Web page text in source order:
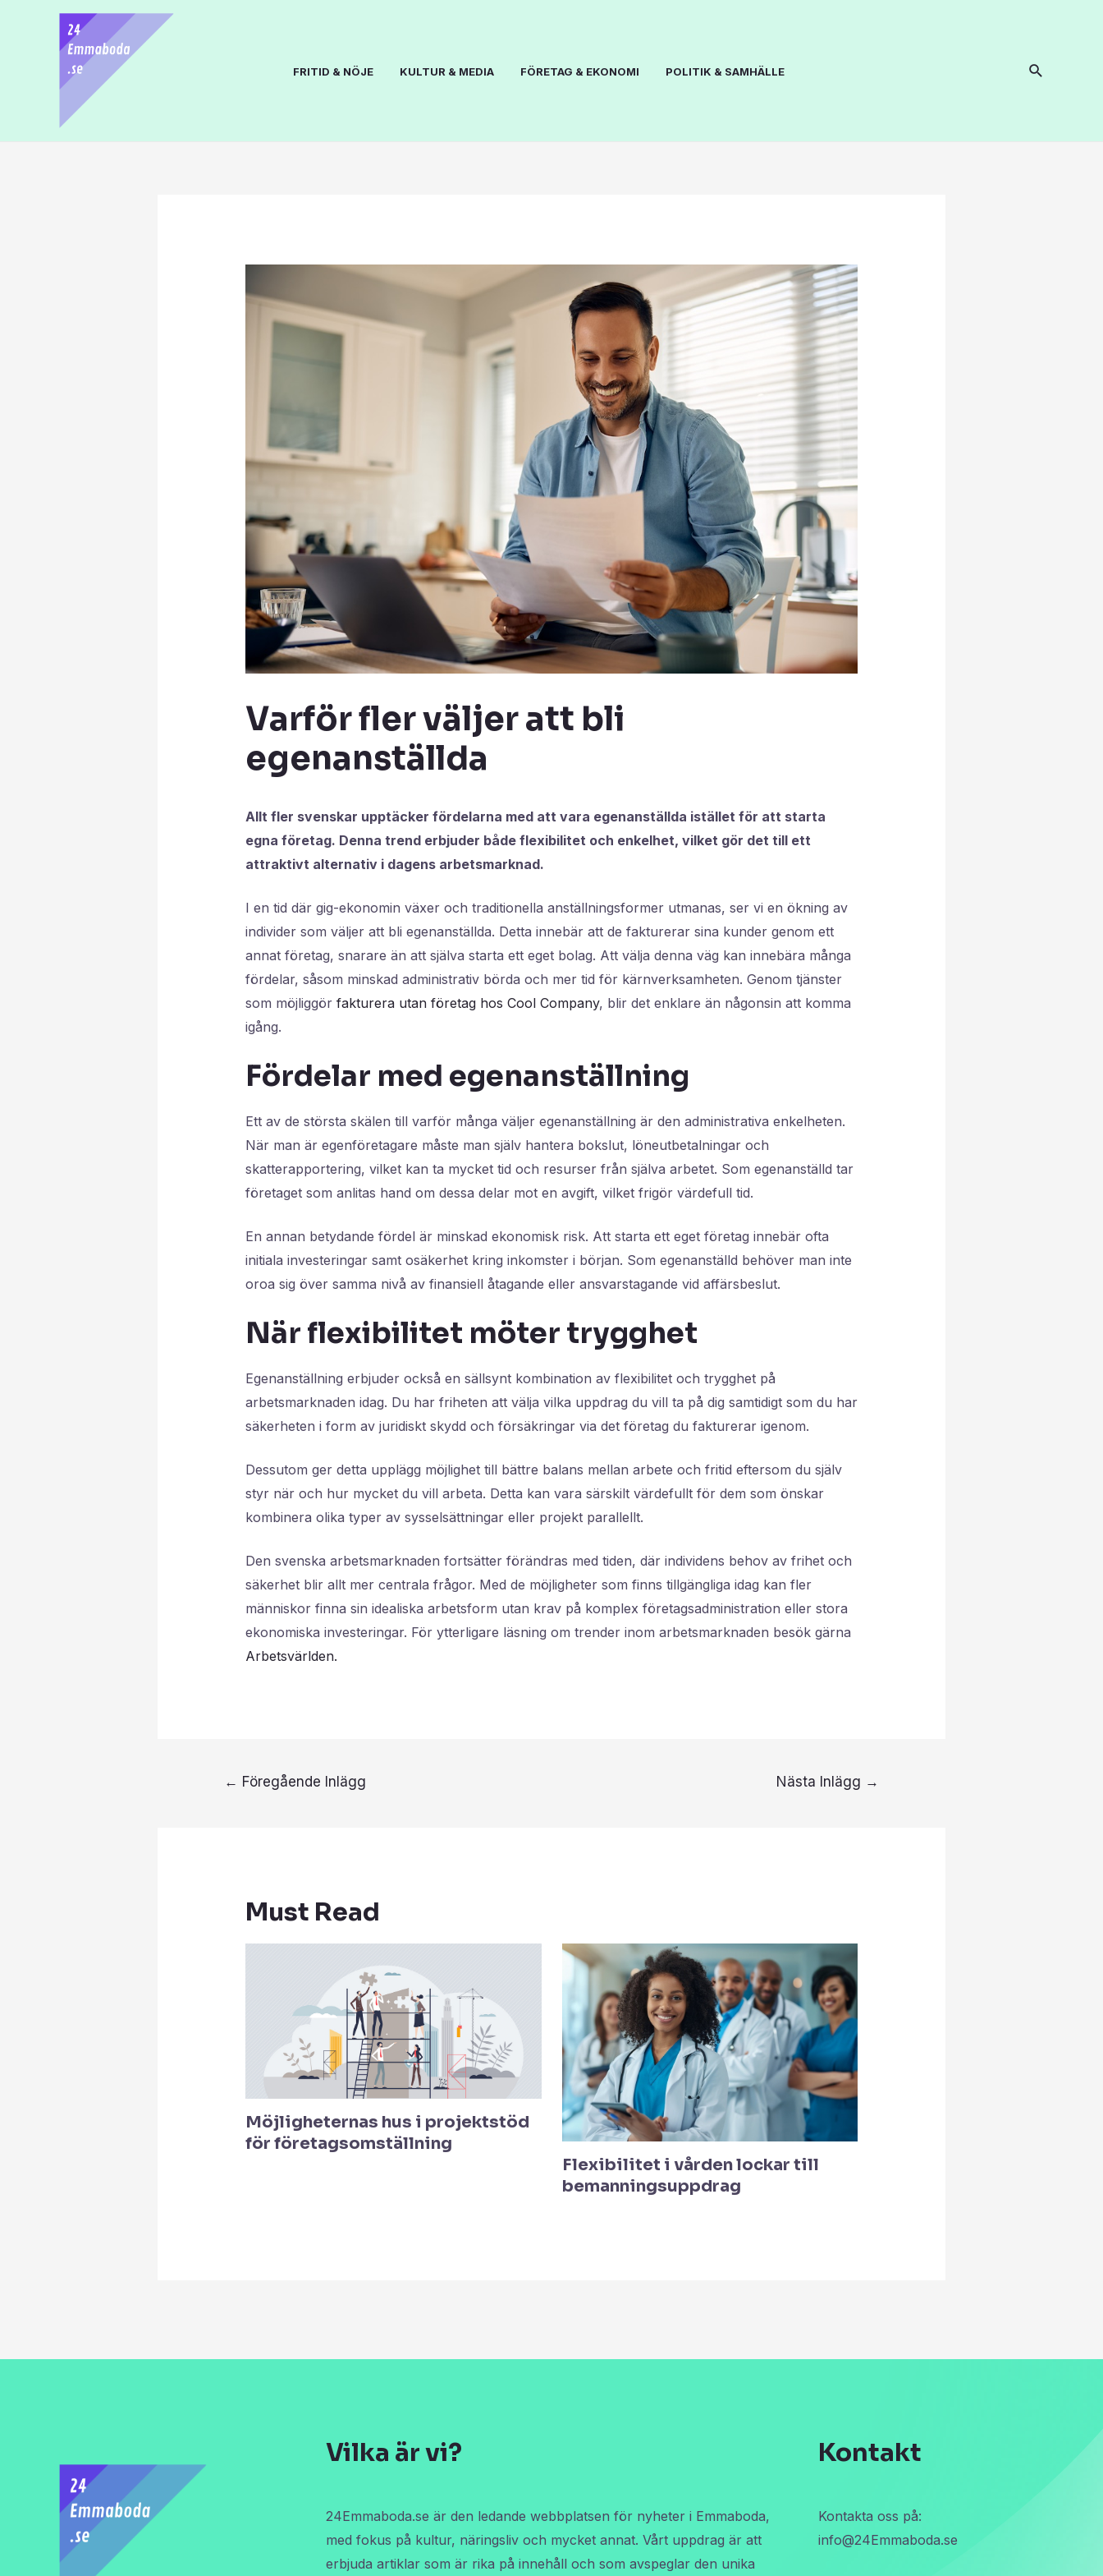
FRITID & NÖJE KULTUR & MEDIA FÖRETAG & EKONOMI POLITIK & SAMHÄLLE
Varför fler väljer att bli
egenanställda
Allt fler svenskar upptäcker fördelarna med att vara egenanställda istället för att starta
egna företag. Denna trend erbjuder både flexibilitet och enkelhet, vilket gör det till ett
attraktivt alternativ i dagens arbetsmarknad.
I en tid där gig-ekonomin växer och traditionella anställningsformer utmanas, ser vi en ökning av
individer som väljer att bli egenanställda. Detta innebär att de fakturerar sina kunder genom ett
annat företag, snarare än att själva starta ett eget bolag. Att välja denna väg kan innebära många
fördelar, såsom minskad administrativ börda och mer tid för kärnverksamheten. Genom tjänster
som möjliggör fakturera utan företag hos Cool Company, blir det enklare än någonsin att komma
igång.
Fördelar med egenanställning
Ett av de största skälen till varför många väljer egenanställning är den administrativa enkelheten.
När man är egenföretagare måste man själv hantera bokslut, löneutbetalningar och
skatterapportering, vilket kan ta mycket tid och resurser från själva arbetet. Som egenanställd tar
företaget som anlitas hand om dessa delar mot en avgift, vilket frigör värdefull tid.
En annan betydande fördel är minskad ekonomisk risk. Att starta ett eget företag innebär ofta
initiala investeringar samt osäkerhet kring inkomster i början. Som egenanställd behöver man inte
oroa sig över samma nivå av finansiell åtagande eller ansvarstagande vid affärsbeslut.
När flexibilitet möter trygghet
Egenanställning erbjuder också en sällsynt kombination av flexibilitet och trygghet på
arbetsmarknaden idag. Du har friheten att välja vilka uppdrag du vill ta på dig samtidigt som du har
säkerheten i form av juridiskt skydd och försäkringar via det företag du fakturerar igenom.
Dessutom ger detta upplägg möjlighet till bättre balans mellan arbete och fritid eftersom du själv
styr när och hur mycket du vill arbeta. Detta kan vara särskilt värdefullt för dem som önskar
kombinera olika typer av sysselsättningar eller projekt parallellt.
Den svenska arbetsmarknaden fortsätter förändras med tiden, där individens behov av frihet och
säkerhet blir allt mer centrala frågor. Med de möjligheter som finns tillgängliga idag kan fler
människor finna sin idealiska arbetsform utan krav på komplex företagsadministration eller stora
ekonomiska investeringar. För ytterligare läsning om trender inom arbetsmarknaden besök gärna
Arbetsvärlden.
← Föregående Inlägg Nästa Inlägg →
Must Read
Möjligheternas hus i projektstöd
för företagsomställning
Flexibilitet i vården lockar till
bemanningsuppdrag
Vilka är vi?
24Emmaboda.se är den ledande webbplatsen för nyheter i Emmaboda,
med fokus på kultur, näringsliv och mycket annat. Vårt uppdrag är att
erbjuda artiklar som är rika på innehåll och som avspeglar den unika
Kontakt
Kontakta oss på:
info@24Emmaboda.se